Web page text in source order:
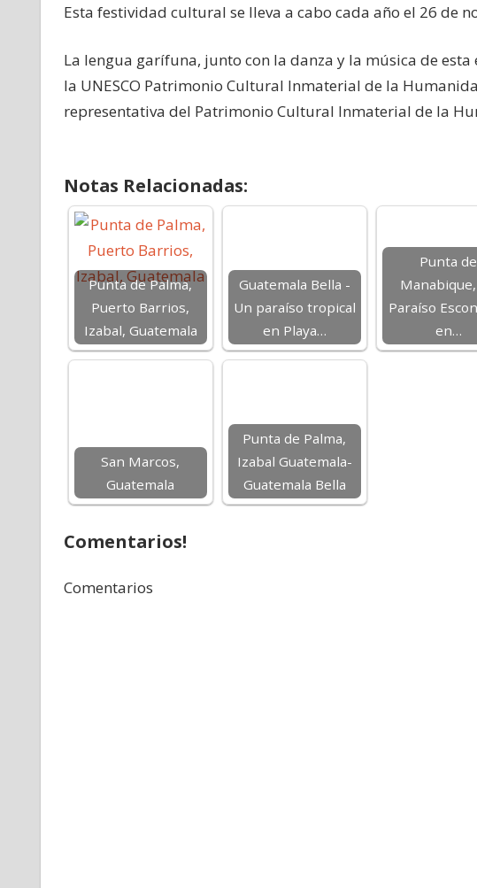
Esta festividad cultural se lleva a cabo cada año el 26 de
La lengua garífuna, junto con la danza y la música de
la UNESCO Patrimonio Cultural Inmaterial de la
representativa del Patrimonio Cultural Inmaterial de la
Notas Relacionadas:
Punta de Palma,
Puerto Barrios,
Izabal, Guatemala
Guatemala Bella -
Un paraíso tropical
en Playa…
Punta de
Paraíso
en…
San Marcos,
Guatemala
Punta de Palma,
Izabal Guatemala-
Guatemala Bella
Comentarios!
Comentarios